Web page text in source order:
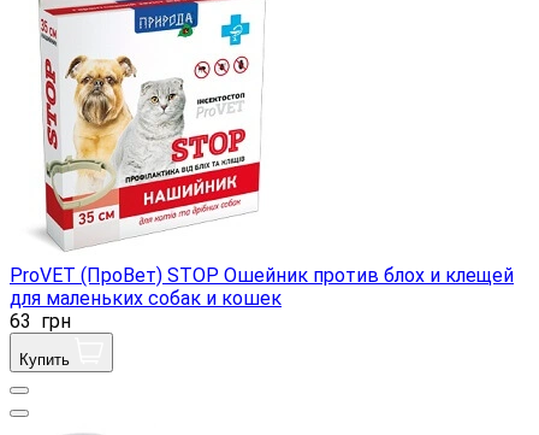
ProVET (ПроВет) STOP Ошейник против блох и клещей
для маленьких собак и кошек
63 грн
Купить